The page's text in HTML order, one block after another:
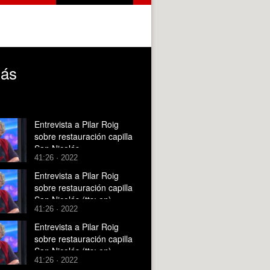
Entrevista a Pilar Roig
sobre restauración capilla
San Nicolás
41:26 · 2022
Entrevista a Pilar Roig
sobre restauración capilla
San Nicolás (tts: en)
41:26 · 2022
Entrevista a Pilar Roig
sobre restauración capilla
San Nicolás (tts: en),
audio en 1 pista
41:26 · 2022